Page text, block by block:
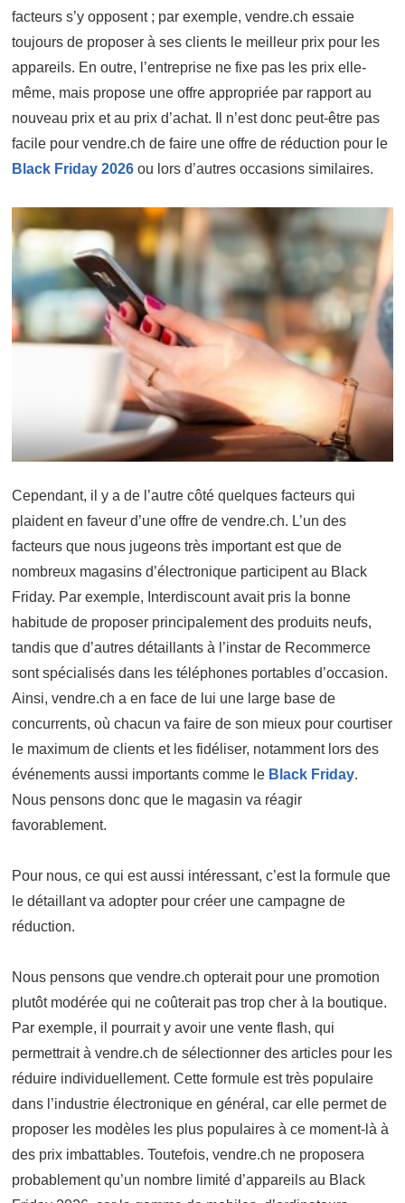
facteurs s’y opposent ; par exemple, vendre.ch essaie
toujours de proposer à ses clients le meilleur prix pour les
appareils. En outre, l’entreprise ne fixe pas les prix elle-
même, mais propose une offre appropriée par rapport au
nouveau prix et au prix d’achat. Il n’est donc peut-être pas
facile pour vendre.ch de faire une offre de réduction pour le
Black Friday 2026 ou lors d’autres occasions similaires.
Cependant, il y a de l’autre côté quelques facteurs qui
plaident en faveur d’une offre de vendre.ch. L’un des
facteurs que nous jugeons très important est que de
nombreux magasins d’électronique participent au Black
Friday. Par exemple, Interdiscount avait pris la bonne
habitude de proposer principalement des produits neufs,
tandis que d’autres détaillants à l’instar de Recommerce
sont spécialisés dans les téléphones portables d’occasion.
Ainsi, vendre.ch a en face de lui une large base de
concurrents, où chacun va faire de son mieux pour courtiser
le maximum de clients et les fidéliser, notamment lors des
événements aussi importants comme le Black Friday.
Nous pensons donc que le magasin va réagir
favorablement.
Pour nous, ce qui est aussi intéressant, c’est la formule que
le détaillant va adopter pour créer une campagne de
réduction.
Nous pensons que vendre.ch opterait pour une promotion
plutôt modérée qui ne coûterait pas trop cher à la boutique.
Par exemple, il pourrait y avoir une vente flash, qui
permettrait à vendre.ch de sélectionner des articles pour les
réduire individuellement. Cette formule est très populaire
dans l’industrie électronique en général, car elle permet de
proposer les modèles les plus populaires à ce moment-là à
des prix imbattables. Toutefois, vendre.ch ne proposera
probablement qu’un nombre limité d’appareils au Black